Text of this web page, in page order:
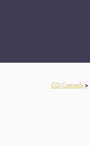
CO Conseils >